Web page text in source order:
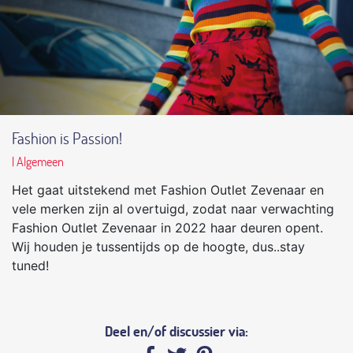
Fashion is Passion!
| Algemeen
Het gaat uitstekend met Fashion Outlet Zevenaar en
vele merken zijn al overtuigd, zodat naar verwachting
Fashion Outlet Zevenaar in 2022 haar deuren opent.
Wij houden je tussentijds op de hoogte, dus..stay
tuned!
Deel en/of discussier via: